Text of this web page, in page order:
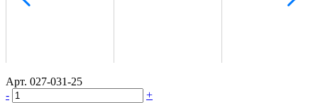
Арт. 027-031-25
-
+